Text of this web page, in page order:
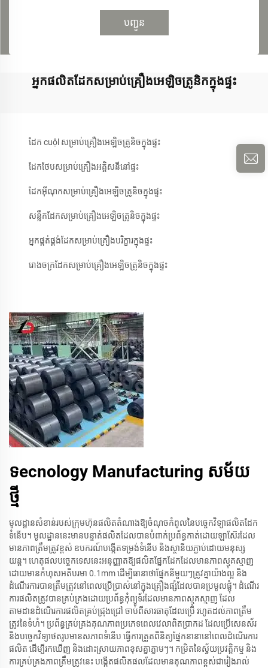
បញ្ជូន
អ្នកផលិតដែកសម្រាប់គ្រឿងអេឡិចត្រូនិកក្នុងផ្ទះ
ដែក cuộl សម្រាប់គ្រឿងអេឡិចត្រូនិចក្នុងផ្ទះ
ដែកថែបសម្រាប់គ្រឿងអគ្គិសនីនៅផ្ទះ
ដែកអ៊ីណុកសម្រាប់គ្រឿងអេឡិចត្រូនិចក្នុងផ្ទះ
សន្លឹកដែកសម្រាប់គ្រឿងអេឡិចត្រូនិចក្នុងផ្ទះ
អ្នកផ្គត់ផ្គង់ដែកសម្រាប់គ្រឿងបរិក្ខារក្នុងផ្ទះ
រោងចក្រដែកសម្រាប់គ្រឿងអេឡិចត្រូនិចក្នុងផ្ទះ
ទecnology Manufacturing សម័យ
ថ្មី
មូលដ្ឋាន​សំខាន់​របស់​ក្រុមហ៊ុន​ផលិត​តំណាង​ឱ្យ​ចំណុច​កំពូល​នៃ​បច្ចេកវិទ្យា​ផលិត​ដែក​
ទំនើប​។ មូលដ្ឋាន​នេះ​មាន​បន្ទាត់​ផលិត​ដែល​បាន​បំពាក់​ប្រព័ន្ធ​កាត់​ដោយ​ឡាស៊ែរ​ដែល​
មាន​ភាព​ត្រឹមត្រូវ​ខ្ពស់​ ឧបករណ៍​បង្កើត​ទម្រង់​ទំនើប និង​ស្ថានីយ​ភ្ជាប់​ដោយ​មនុស្ស
យន្ត។ ហេតុ​ផល​បច្ចេកទេស​នេះ​អនុញ្ញាត​ឱ្យ​ផលិត​ផ្នែក​ដែក​ដែល​មាន​ភាព​ស្មុគស្មាញ​
ដោយ​មាន​កំហុស​អតិបរមា​ 0.1mm ដើម្បី​ធានា​ថា​ផ្នែក​នីមួយៗ​ត្រូវគ្នា​យ៉ាង​ល្អ និង​
ដំណើរការ​បាន​ត្រឹមត្រូវ​នៅ​ពេល​ប្រើ​ប្រាស់​នៅ​ក្នុង​គ្រឿង​ផ្សំ​ដែល​បាន​ប្រមូល​ផ្តុំ​។ ដំណើរ
ការ​ផលិត​ត្រូវ​បាន​គ្រប់​គ្រង​ដោយ​ប្រព័ន្ធ​កុំព្យូទ័រ​ដែល​មាន​ភាព​ស្មុគស្មាញ ដែល​
តាមដាន​ដំណើរការ​ផលិត​គ្រប់​ជ្រុង​ជ្រៅ ចាប់ពី​សារធាតុ​ដែល​ប្រើ រហូត​ដល់​ភាព​ត្រឹម
ត្រូវ​នៃ​ទំហំ។ ប្រព័ន្ធ​គ្រប់​គ្រង​គុណភាព​ប្រភេទ​ពេល​វេលា​ពិត​ប្រាកដ ដែល​ប្រើ​សេនស័រ
និង​បច្ចេកវិទ្យា​ថត​រូប​មាន​សភាព​ទំនើប ធ្វើការ​ត្រួត​ពិនិត្យ​ផ្នែក​នានា​នៅ​ពេល​ដំណើរការ​
ផលិត ដើម្បី​រក​ឃើញ និង​ដោះស្រាយ​ភាព​ខុស​គ្នា​ភ្លាមៗ។ កម្រិត​នៃ​ស្វ័យប្រវត្តិកម្ម និង​
ការ​គ្រប់​គ្រង​ភាព​ត្រឹមត្រូវ​នេះ បង្កើត​ផលិតផល​ដែល​មាន​គុណភាព​ខ្ពស់​ជា​រៀងរាល់​